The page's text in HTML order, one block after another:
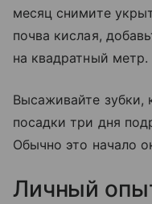
месяц снимите
почва кислая,
на квадратный метр.
Высаживайте зубки,
посадки три дня
Обычно это начало
Личный